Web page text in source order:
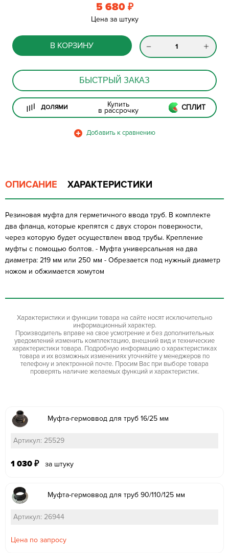
5 680 ₽
Цена за штуку
В КОРЗИНУ
БЫСТРЫЙ ЗАКАЗ
ДОЛЯМИ Купить
в рассрочку СПЛИТ
ОПИСАНИЕ ХАРАКТЕРИСТИКИ
Резиновая муфта для герметичного ввода труб. В комплекте
два фланца, которые крепятся с двух сторон поверхности,
через которую будет осуществлен ввод трубы. Крепление
муфты с помощью болтов. - Муфта универсальная на два
диаметра: 219 мм или 250 мм - Обрезается под нужный диаметр
ножом и обжимается хомутом
Характеристики и функции товара на сайте носят исключительно
информационный характер.
Производитель вправе на свое усмотрение и без дополнительных
уведомлений изменить комплектацию, внешний вид и технические
характеристики товара. Подробную информацию о характеристиках
товара и их возможных изменениях уточняйте у менеджеров по
телефону и электронной почте. Просим Вас при выборе товара
проверять наличие желаемых функций и характеристик.
Муфта-гермоввод для труб 16/25 мм
Артикул: 25529
1 030 ₽ за штуку
Муфта-гермоввод для труб 90/110/125 мм
Артикул: 26944
Цена по запросу